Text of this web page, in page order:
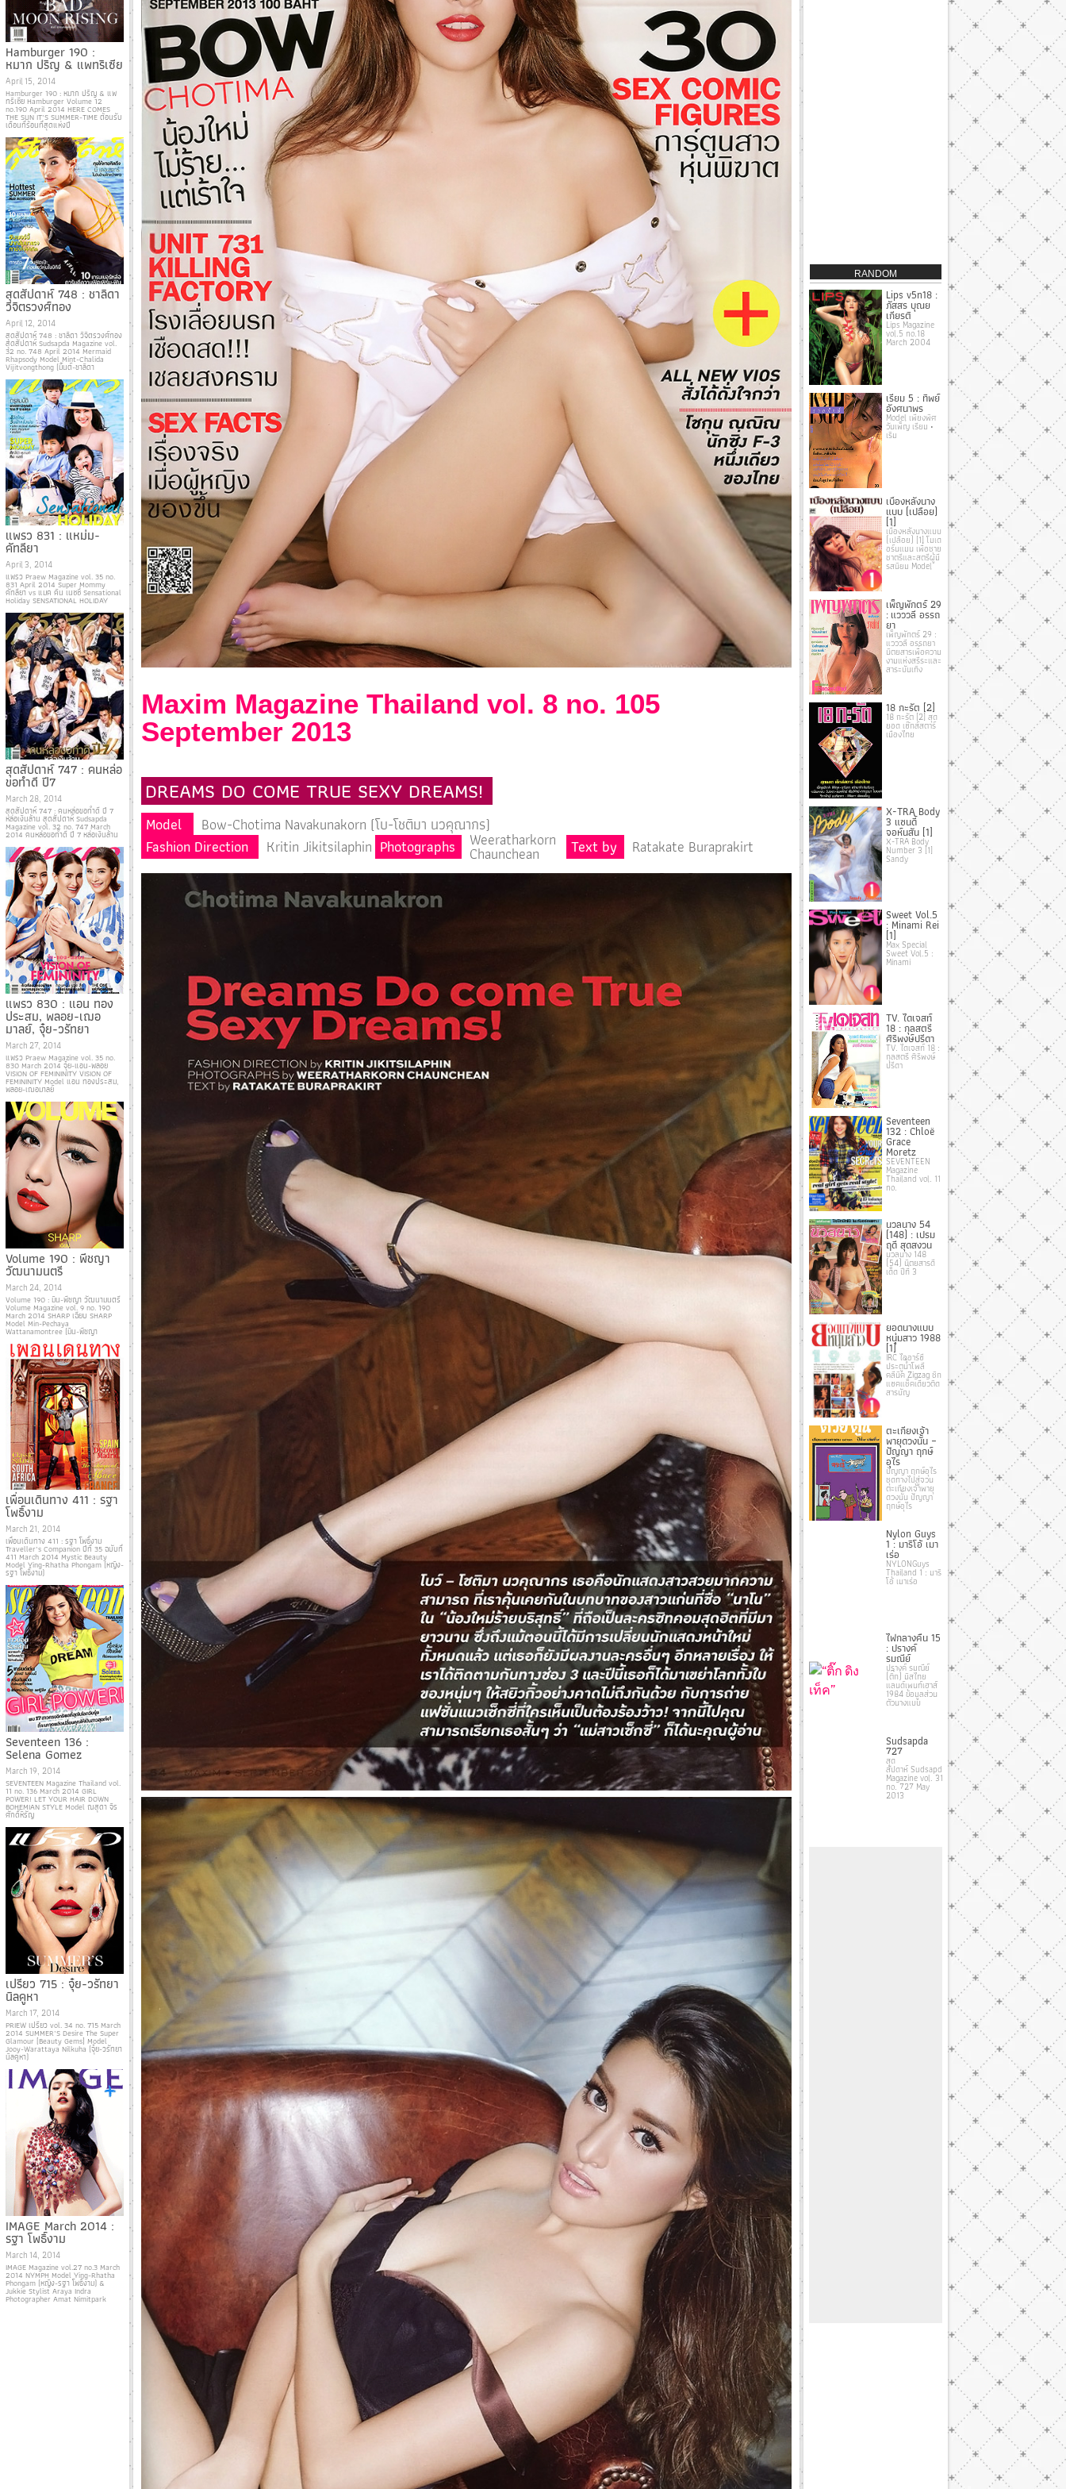
Hamburger 190 :
หมาก ปริญ & แพทริเซีย
April 15, 2014
Hamburger 190 : หมาก ปริญ & แพ
ทริเซีย Hamburger Volume 12
no.190 April 2014 HERE COMES
THE SUN IT’S SUMMER-TIME ต้อนรับ
เดือนที่ร้อนที่สุดแห่งปี
สุดสัปดาห์ 748 : ชาลิดา
วิจิตรวงศ์ทอง
April 12, 2014
สุดสัปดาห์ 748 : ชาลิดา วิจิตรวงศ์ทอง
สุดสัปดาห์ Sudsapda Magazine vol.
32 no. 748 April 2014 Mermaid
Rhapsody Model Mint-Chalida
Vijitvongthong (มิ้นต์-ชาลิดา
แพรว 831 : แหม่ม-
คัทลียา
April 3, 2014
แพรว Praew Magazine vol. 35 no.
831 April 2014 Super Mommy
คัทลียา vs แมค คิน เนซซี่ Sensational
Holiday SENSATIONAL HOLIDAY
สุดสัปดาห์ 747 : คนหล่อ
ขอทำดี ปี7
March 28, 2014
สุดสัปดาห์ 747 : คนหล่อขอทำดี ปี 7
หล่อเงินล้าน สุดสัปดาห์ Sudsapda
Magazine vol. 32 no. 747 March
2014 คนหล่อขอทำดี ปี 7 หล่อเงินล้าน
แพรว 830 : แอน ทอง
ประสม, พลอย-เฌอ
มาลย์, จุ๋ย-วรัทยา
March 27, 2014
แพรว Praew Magazine vol. 35 no.
830 March 2014 จุ๋ย-แอน-พลอย
VISION OF FEMININITY VISION OF
FEMININITY Model แอน ทองประสม,
พลอย-เฌอมาลย์
Volume 190 : พีชญา
วัฒนามนตรี
March 24, 2014
Volume 190 : มิน-พีชญา วัฒนามนตรี
Volume Magazine vol. 9 no. 190
March 2014 SHARP เฉียบ SHARP
Model Min-Pechaya
Wattanamontree (มิน-พีชญา
เพื่อนเดินทาง 411 : รฐา
โพธิ์งาม
March 21, 2014
เพื่อนเดินทาง 411 : รฐา โพธิ์งาม
Traveller’s Companion ปีที่ 35 ฉบับที่
411 March 2014 Mystic Beauty
Model Ying-Rhatha Phongam (หญิง-
รฐา โพธิ์งาม)
Seventeen 136 :
Selena Gomez
March 19, 2014
SEVENTEEN Magazine Thailand vol.
11 no. 136 March 2014 GIRL
POWER! LET YOUR HAIR DOWN
BOHEMIAN STYLE Model ณสุดา จิร
ศักดิ์หิรัญ
เปรียว 715 : จุ๋ย-วรัทยา
นิลคูหา
March 17, 2014
PRIEW เปรียว vol. 34 no. 715 March
2014 SUMMER’S Desire The Super
Glamour [Beauty Gems] Model
Jooy-Warattaya Nilkuha (จุ๋ย-วรัทยา
นิลคูหา)
IMAGE March 2014 :
รฐา โพธิ์งาม
March 14, 2014
IMAGE Magazine vol.27 no.3 March
2014 NYMPH Model Ying-Rhatha
Phongam (หญิง-รฐา โพธิ์งาม) &
Jukkie Stylist Araya Indra
Photographer Amat Nimitpark
Maxim Magazine Thailand vol. 8 no. 105
September 2013
DREAMS DO COME TRUE SEXY DREAMS!
Model
Bow-Chotima Navakunakorn (โบ-โชติมา นวคุณากร)
Fashion Direction
Kritin Jikitsilaphin Photographs Weeratharkorn
Chaunchean Text by Ratakate Buraprakirt
RANDOM
Lips v5n18 :
ภัสสร บุณย
เกียรติ
Lips Magazine
vol.5 no.18
March 2004
เรียม 5 : ทิพย์
อังศนาพร
Model เพียงพิศ
วันเพ็ญ เรียม •
เริม
เบื้องหลังนาง
แบบ (เปลือย)
[1]
เบื้องหลังนางแบบ
(เปลือย) [1] โมเด
อร์นแมน เพื่อชาย
ชาตรีและสตรีผู้มี
รสนิยม Model
เพ็ญพักตร์ 29
: แวววลี อรรถ
ยา
เพ็ญพักตร์ 29 :
แวววลี อรรถยา
นิตยสารเพื่อความ
งามแห่งสรีระและ
สาระบันเทิง
18 กะรัต [2]
18 กะรัต [2] สุด
ยอด เซ๊กส์สตาร์
เมืองไทย
X-TRA Body
3 แซนดี้
จอห์นสัน [1]
X-TRA Body
Number 3 [1]
Sandy
Sweet Vol.5
: Minami Rei
[1]
Max Special
Sweet Vol.5 :
Minami
TV. ไดเจสท์
18 : กุลสตรี
ศิริพงษ์ปรีดา
TV. ไดเจสท์ 18 :
กุลสตรี ศิริพงษ์
ปรีดา
Seventeen
132 : Chloë
Grace
Moretz
SEVENTEEN
Magazine
Thailand vol. 11
no.
นวลนาง 54
(148) : เปรม
ฤดี สุดสงวน
นวลนาง 148
(54) นิตยสารดี
เด็ด ปีที่ 3
ยอดนางแบบ
หนุ่มสาว 1988
[1]
IRC ไออาร์ซี
ประตูน้ำโพลี
คลีนิค Zigzag ชิก
แซคแช็คเดียวติด
สารบัญ
ตะเกียงเจ้า
พายุดวงนั้น –
ปัญญา ฤกษ์
อุไร
ปัญญา ฤกษ์อุไร
ชุดทางไปสู่จวน
ตะเกียงเจ้าพายุ
ดวงนั้น ปัญญา
ฤกษ์อุไร
Nylon Guys
1 : มาริโอ้ เมา
เร่อ
NYLONGuys
Thailand 1 : มาริ
โอ้ เมาเร่อ
ไฟกลางคืน 15
: ปรางค์
รมณีย์
ปรางค์ รมณีย์
(ติ๊ก) มิสไทย
แลนด์เพนท์เฮาส์
1984 ข้อมูลส่วน
ตัวนางแบบ
Sudsapda
727
สุด
สัปดาห์ Sudsapda
Magazine vol. 31
no. 727 May
2013